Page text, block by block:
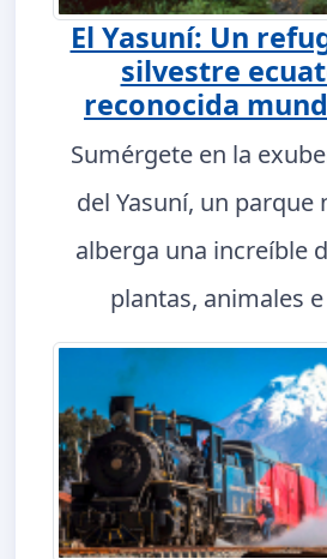
El Yasuní: Un
silvestre
reconocida
Sumérgete en la
del Yasuní, un parque
alberga una increíble
plantas, animales